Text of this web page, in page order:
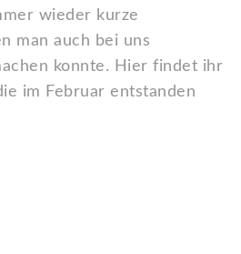
wieder kurze
man auch bei uns
konnte. Hier findet ihr
im Februar entstanden